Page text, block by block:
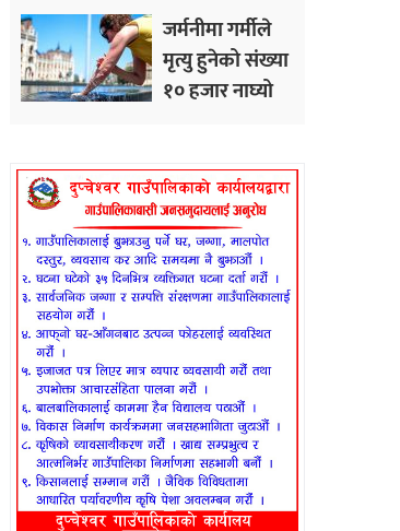
जर्मनीमा गर्मीले
मृत्यु हुनेको संख्या
१० हजार नाघ्यो